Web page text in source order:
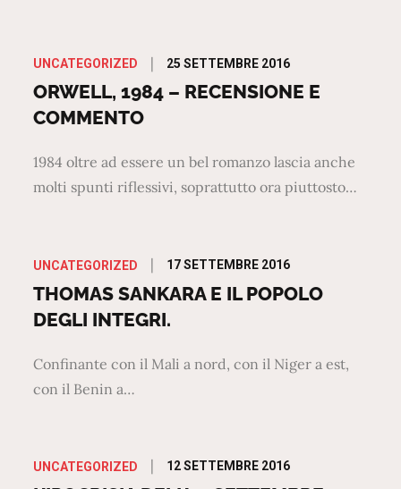
UNCATEGORIZED
Posted
25 SETTEMBRE 2016
ORWELL, 1984 – RECENSIONE E
COMMENTO
1984 oltre ad essere un bel romanzo lascia anche
molti spunti riflessivi, soprattutto ora piuttosto…
UNCATEGORIZED
Posted
on
17 SETTEMBRE 2016
THOMAS SANKARA E IL POPOLO
DEGLI INTEGRI.
Confinante con il Mali a nord, con il Niger a est,
con il Benin a…
UNCATEGORIZED
Posted
12 SETTEMBRE 2016